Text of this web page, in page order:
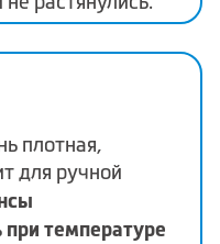
плотная,
для ручной
при температуре